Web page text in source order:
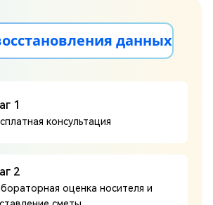
данных
1
консультация
2
оценка носителя и